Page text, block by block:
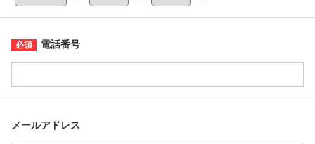
電話番号
メールアドレス